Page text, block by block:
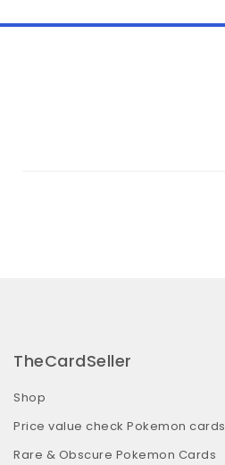
TheCardSeller
Shop
Price value check Pokemon cards
Rare & Obscure Pokemon Cards